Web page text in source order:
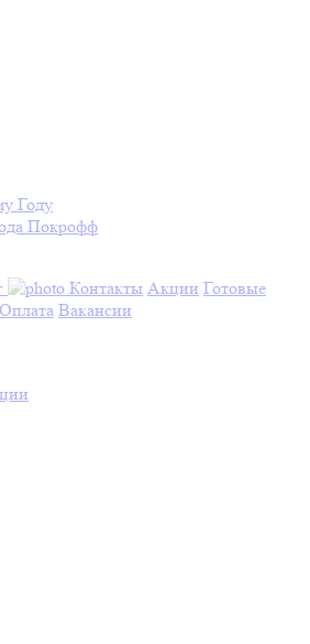
Году
Покрофф
Контакты Акции Готовые
Оплата Вакансии